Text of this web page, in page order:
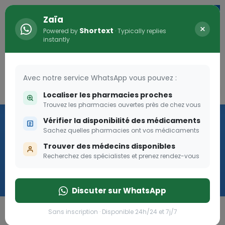
Vaccination
Zaïa
Powered by Shortext · Typically replies
instantly
×
Avec notre service WhatsApp vous pouvez :
Localiser les pharmacies proches
Trouvez les pharmacies ouvertes près de chez vous
Vérifier la disponibilité des médicaments
Sachez quelles pharmacies ont vos médicaments
Trouver des médecins disponibles
Recherchez des spécialistes et prenez rendez-vous
Discuter sur WhatsApp
Sans inscription · Disponible 24h/24 et 7j/7